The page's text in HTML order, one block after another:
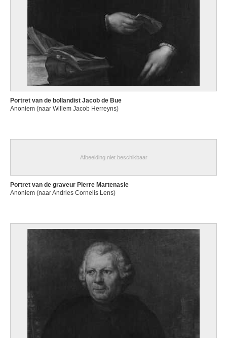
Portret van de bollandist Jacob de Bue
Anoniem (naar Willem Jacob Herreyns)
Afbeelding niet beschikbaar
Portret van de graveur Pierre Martenasie
Anoniem (naar Andries Cornelis Lens)